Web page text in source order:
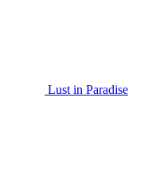
Lust in Paradise